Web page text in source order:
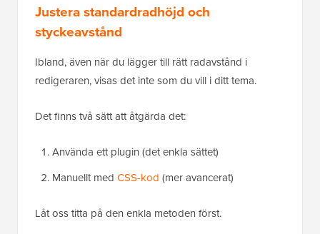
Justera standardradhöjd och
styckeavstånd
Ibland, även när du lägger till rätt radavstånd i
redigeraren, visas det inte som du vill i ditt tema.
Det finns två sätt att åtgärda det:
Använda ett plugin (det enkla sättet)
Manuellt med CSS-kod (mer avancerat)
Låt oss titta på den enkla metoden först.